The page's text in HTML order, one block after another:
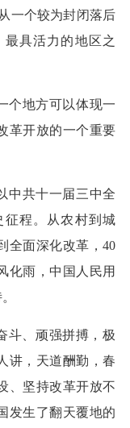
一个较为封闭落后
具活力的地区之
个地方可以体现一
革开放的一个重要
中共十一届三中全
程。从农村到城
全面深化改革，40
化雨，中国人民用
、顽强拼搏，极
讲，天道酬勤，春
、坚持改革开放不
发生了翻天覆地的